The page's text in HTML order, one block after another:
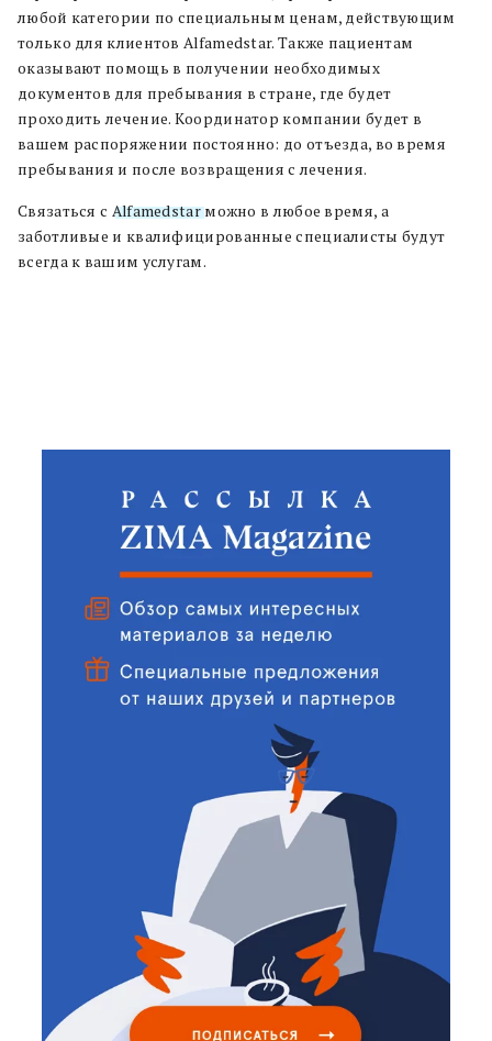
любой категории по специальным ценам, действующим
только для клиентов Alfamedstar. Также пациентам
оказывают помощь в получении необходимых
документов для пребывания в стране, где будет
проходить лечение. Координатор компании будет в
вашем распоряжении постоянно: до отъезда, во время
пребывания и после возвращения с лечения.
Связаться с Alfamedstarможно в любое время, а
заботливые и квалифицированные специалисты будут
всегда к вашим услугам.